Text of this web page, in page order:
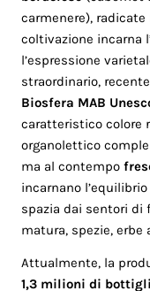
carmenere), radicate
coltivazione incarna
l’espressione
straordinario,
Biosfera MAB
caratteristico colore
organolettico
ma al contempo
incarnano
spazia dai sentori
matura, spezie,
Attualmente, la
1,3 milioni di